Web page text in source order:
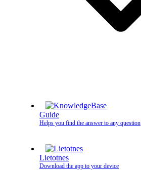
Guide
Helps you find the answer to any question
Lietotnes
Download the app to your device